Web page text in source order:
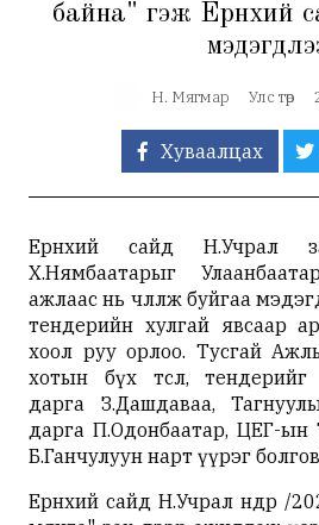
байна" гэж Ерөнхий
Н. Мягмар Улс төр
Хуваалцах
Ерөнхий сайд Н.Учрал
Х.Нямбаатарыг
ажлаас нь чөлөөлж буйгаа
тендерийн хулгай явсаар
хоол руу орлоо. Тусгай
хотын бүх төсөл,
дарга З.Дашдаваа,
дарга П.Одонбаатар, ЦЕГ-ын
Б.Ганчулуун нарт үүрэг
Ерөнхий сайд Н.Учрал өнөөдөр